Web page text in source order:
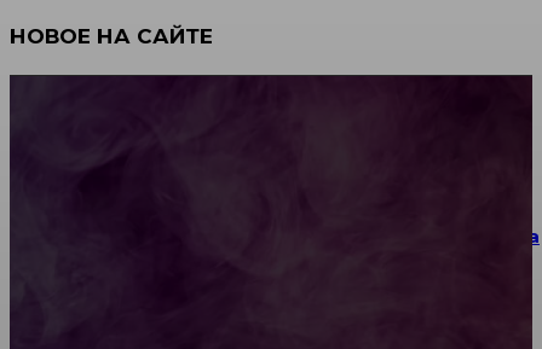
НОВОЕ НА САЙТЕ
Как выбрать место для проведения корпоратива